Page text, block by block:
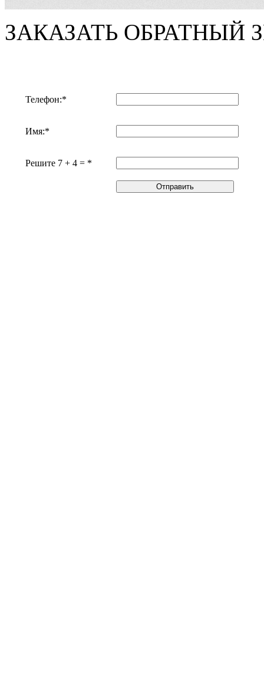
ЗАКАЗАТЬ ОБРАТНЫЙ
Телефон:*
Имя:*
Решите 7 + 4 = *